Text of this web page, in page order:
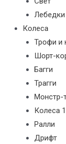
Лебедки
Колеса
Трофи и
Шорт-
Багги
Трагги
Монстр-
Колеса
Ралли
Дрифт